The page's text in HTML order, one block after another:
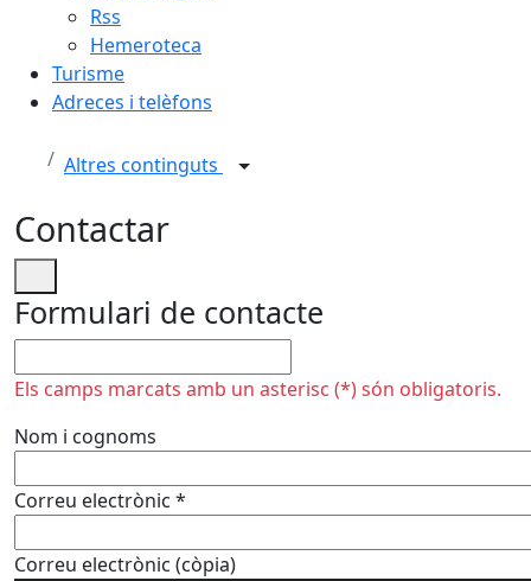
Rss
Hemeroteca
Turisme
Adreces i telèfons
Altres continguts
Contactar
Formulari de contacte
Els camps marcats amb un asterisc (*) són obligatoris.
Nom i cognoms
Correu electrònic *
Correu electrònic (còpia)